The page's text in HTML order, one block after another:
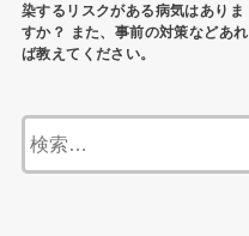
染するリスクがある病気はありま
すか？ また、事前の対策などあれ
ば教えてください。